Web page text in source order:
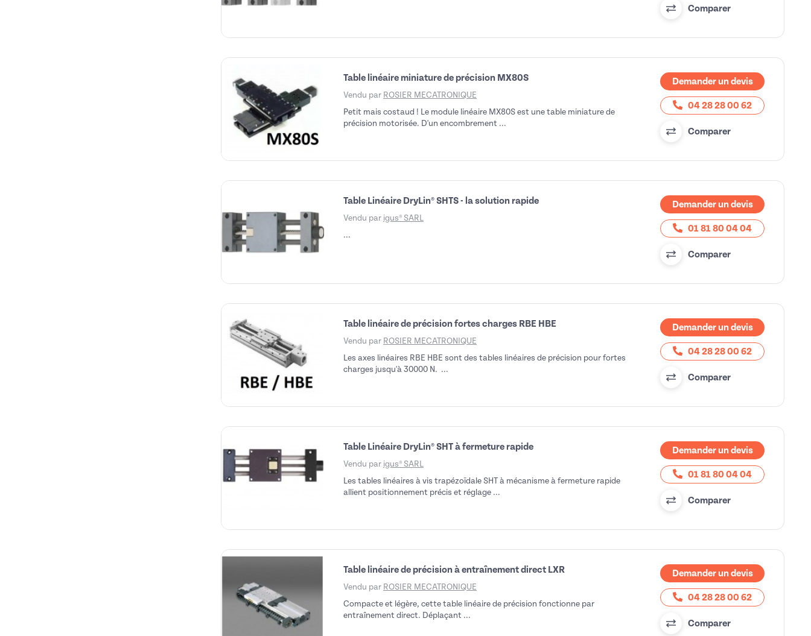
Comparer
Table linéaire miniature de précision MX80S
Vendu par ROSIER MECATRONIQUE
Petit mais costaud ! Le module linéaire MX80S est une table miniature de
précision motorisée. D'un encombrement ...
Demander un devis
04 28 28 00 62
Comparer
Table Linéaire DryLin® SHTS - la solution rapide
Vendu par igus® SARL
...
Demander un devis
01 81 80 04 04
Comparer
Table linéaire de précision fortes charges RBE HBE
Vendu par ROSIER MECATRONIQUE
Les axes linéaires RBE HBE sont des tables linéaires de précision pour fortes
charges jusqu'à 30000 N. ...
Demander un devis
04 28 28 00 62
Comparer
Table Linéaire DryLin® SHT à fermeture rapide
Vendu par igus® SARL
Les tables linéaires à vis trapézoïdale SHT à mécanisme à fermeture rapide
allient positionnement précis et réglage ...
Demander un devis
01 81 80 04 04
Comparer
Table linéaire de précision à entraînement direct LXR
Vendu par ROSIER MECATRONIQUE
Compacte et légère, cette table linéaire de précision fonctionne par
entraînement direct. Déplaçant ...
Demander un devis
04 28 28 00 62
Comparer